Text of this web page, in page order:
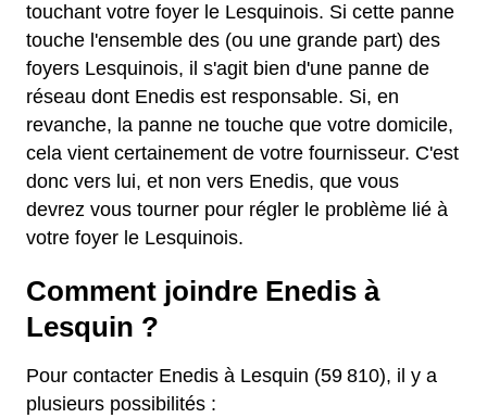
touchant votre foyer le Lesquinois. Si cette panne
touche l'ensemble des (ou une grande part) des
foyers Lesquinois, il s'agit bien d'une panne de
réseau dont Enedis est responsable. Si, en
revanche, la panne ne touche que votre domicile,
cela vient certainement de votre fournisseur. C'est
donc vers lui, et non vers Enedis, que vous
devrez vous tourner pour régler le problème lié à
votre foyer le Lesquinois.
Comment joindre Enedis à
Lesquin ?
Pour contacter Enedis à Lesquin (59 810), il y a
plusieurs possibilités :